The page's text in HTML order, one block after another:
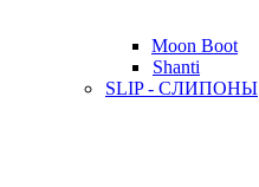
Moon Boot
Shanti
SLIP - СЛИПОНЫ